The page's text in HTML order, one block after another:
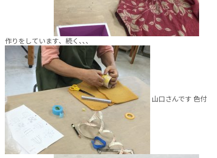
作りをしています、続く､､､
山口さんです 色付